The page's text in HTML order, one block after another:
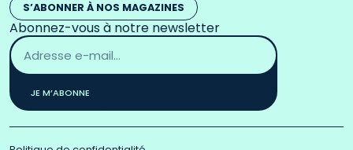
S’ABONNER À NOS MAGAZINES
Abonnez-vous à notre newsletter
Adresse
email
*
JE M’ABONNE